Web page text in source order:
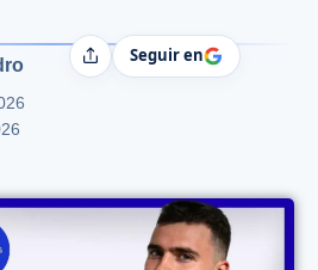
CompartirSeguir en